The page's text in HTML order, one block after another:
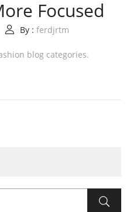
Focused
By : ferdjrtm
blog categories.